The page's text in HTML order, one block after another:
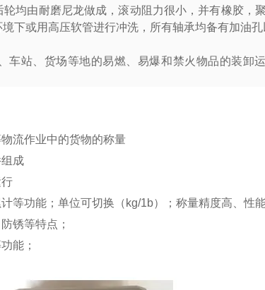
轮均由耐磨尼龙做成，滚动阻力很小，并有橡胶
下或用高压软管进行冲洗，所有轴承均备有加油孔
车站、货场等地的易燃、易爆和禁火物品的装卸运
流作业中的货物的称量
成
等功能；单位可切换（kg/1b）；称量精度高、性
锈等特点；
能；